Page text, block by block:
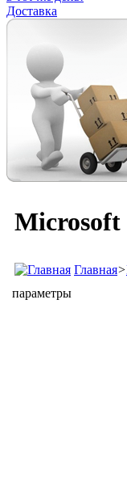
Доставка
Microsoft
Главная>
параметры